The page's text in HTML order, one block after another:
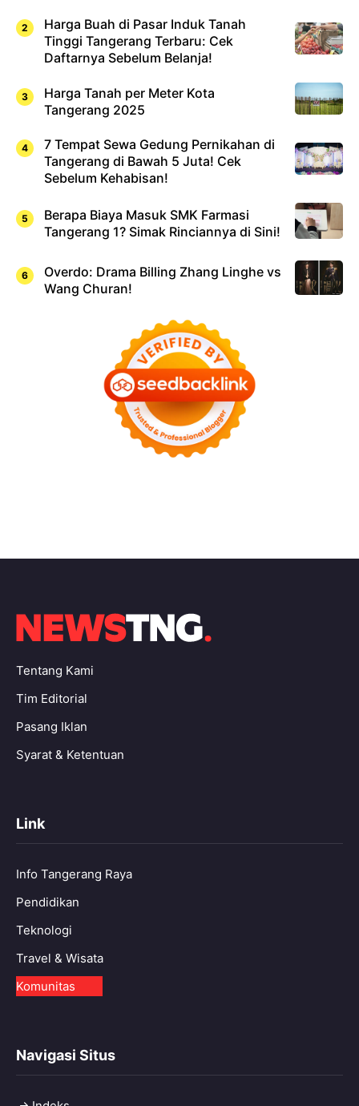
Harga Buah di Pasar Induk Tanah
Tinggi Tangerang Terbaru: Cek
Daftarnya Sebelum Belanja!
Harga Tanah per Meter Kota
Tangerang 2025
7 Tempat Sewa Gedung Pernikahan di
Tangerang di Bawah 5 Juta! Cek
Sebelum Kehabisan!
Berapa Biaya Masuk SMK Farmasi
Tangerang 1? Simak Rinciannya di Sini!
Overdo: Drama Billing Zhang Linghe vs
Wang Churan!
Tentang Kami
Tim Editorial
Pasang Iklan
Syarat & Ketentuan
Link
Info Tangerang Raya
Pendidikan
Teknologi
Travel & Wisata
Komunitas
Navigasi Situs